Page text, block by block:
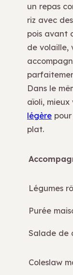
un repas
riz avec
pois avant
de volaille,
Dans le
aïoli, mieux
légère
plat.
Légumes
Purée
Salade de
Coleslaw